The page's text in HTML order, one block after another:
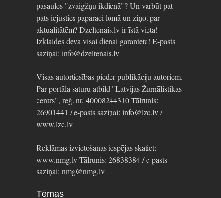
pasaules "zvaigžņu ikdienā"? Un varbūt pat
pats iejusties paparaci lomā un ziņot par
aktualitātēm? Dzeltenais.lv ir īstā vieta!
Izklaides deva visai dienai garantēta! E-pasts
saziņai: info@dzeltenais.lv
Visas autortiesības pieder publikāciju autoriem.
Par portāla saturu atbild "Latvijas Žurnālistikas
centrs", reģ. nr. 40008244310 Tālrunis:
26901441 / e-pasts saziņai: info@lzc.lv /
www.lzc.lv
Reklāmas izvietošanas iespējas skatiet:
www.nmg.lv Tālrunis: 26838384 / e-pasts
saziņai: nmg@nmg.lv
Tēmas